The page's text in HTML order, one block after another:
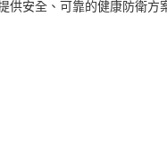
供安全、可靠的健康防衛方